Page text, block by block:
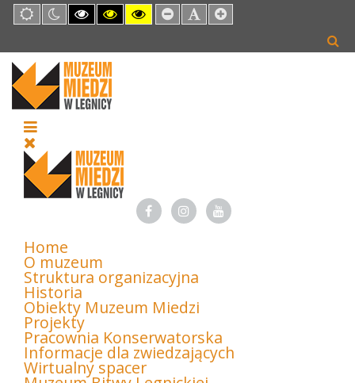
Default
mode
Night
mode
High
Contrast
White
mode
High
Contrast
Yellow
High
Contrast
Black
Set
Smaller
Set
Default
Set
Larger
Home
O muzeum
Struktura organizacyjna
Historia
Obiekty Muzeum Miedzi
Projekty
Pracownia Konserwatorska
Informacje dla zwiedzających
Wirtualny spacer